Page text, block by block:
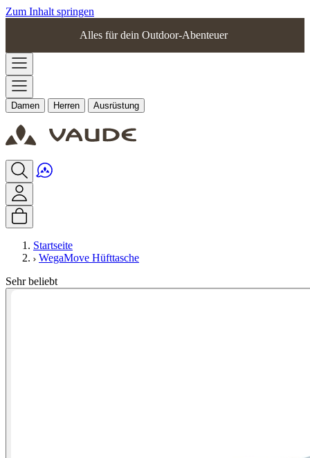
Zum Inhalt springen
Alles für dein Outdoor-Abenteuer
Damen Herren Ausrüstung
Startseite
WegaMove Hüfttasche
Sehr beliebt